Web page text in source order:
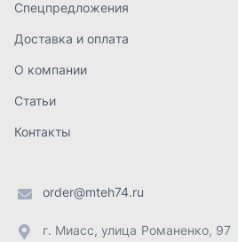
+7 (904) 945-52-55
г. Златоуст
г. Челябинск
+7 (904) 945-04-44